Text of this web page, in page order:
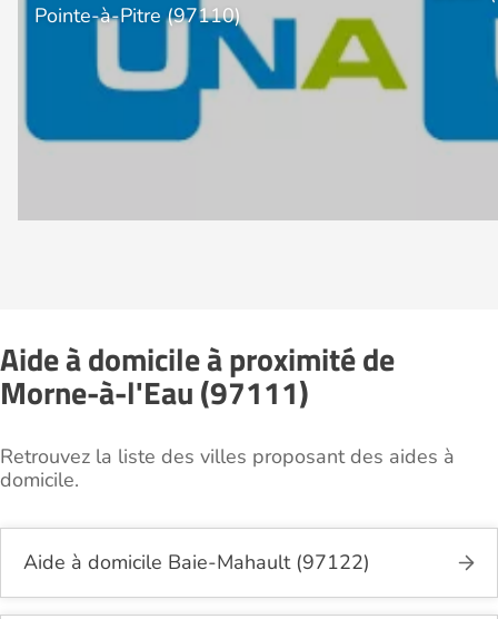
Pointe-à-Pitre (97110)
Aide à domicile à proximité de
Morne-à-l'Eau (97111)
Retrouvez la liste des villes proposant des aides à
domicile.
Aide à domicile Baie-Mahault (97122)